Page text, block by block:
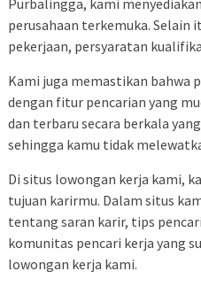
perusahaan terkemuka.
pekerjaan, persyaratan
Kami juga memastikan bahwa
dengan fitur pencarian yang
dan terbaru secara berkala
sehingga kamu tidak
Di situs lowongan kerja kami,
tujuan karirmu. Dalam situs
tentang saran karir, tips
komunitas pencari kerja yang
lowongan kerja kami.